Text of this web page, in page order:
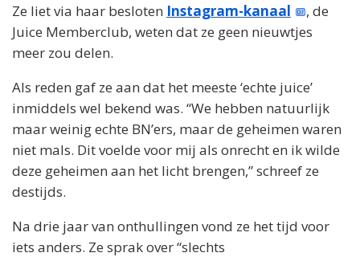
Ze liet via haar besloten Instagram-kanaal
, de
Juice Memberclub, weten dat ze geen nieuwtjes
meer zou delen.
Als reden gaf ze aan dat het meeste ‘echte juice’
inmiddels wel bekend was. “We hebben natuurlijk
maar weinig echte BN’ers, maar de geheimen waren
niet mals. Dit voelde voor mij als onrecht en ik wilde
deze geheimen aan het licht brengen,” schreef ze
destijds.
Na drie jaar van onthullingen vond ze het tijd voor
iets anders. Ze sprak over “slechts